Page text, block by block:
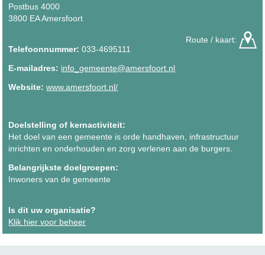
Postbus 4000
3800 EA Amersfoort
Route / kaart:
Telefoonnummer: 033-4695111
E-mailadres: info_gemeente@amersfoort.nl
Website: www.amersfoort.nl/
Doelstelling of kernactiviteit:
Het doel van een gemeente is orde handhaven, infrastructuur
inrichten en onderhouden en zorg verlenen aan de burgers.
Belangrijkste doelgroepen:
Inwoners van de gemeente
Is dit uw organisatie?
Klik hier voor beheer